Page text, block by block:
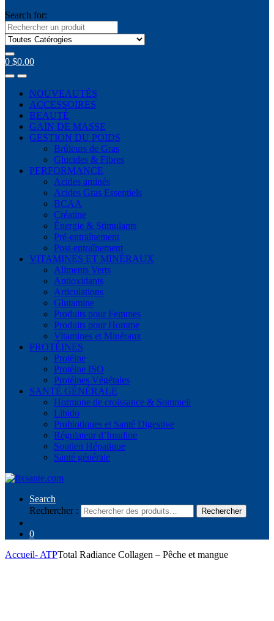
Search for:
0 $0.00
NOUVEAUTÉS
ACCESSOIRES
BEAUTÉ
GAIN DE MASSE
GESTION DU POIDS
Brûleurs de Gras
Glucides & Fibres
PERFORMANCE
Acides aminés
Acides Gras Essentiels
BCAA
Créatine
Énergie & Stimulants
Pré-entraînement
Post-entraînement
VITAMINES ET MINÉRAUX
Aliments Verts
Antioxidants
Articulations
Glutamine
Produits pour Femmes
Produits pour Homme
Vitamines et Minéraux
PROTÉINES
Protéine
Protéine ISO
Protéines Végétales
SANTÉ GÉNÉRALE
Hormone de croissance & Sommeil
Libido
Probiotiques et Santé Digestive
Régulateur d’Insuline
Soutien Hépatique
Santé générale
Search
Rechercher :
Rechercher
0
Accueil- ATPTotal Radiance Collagen – Pêche et mangue